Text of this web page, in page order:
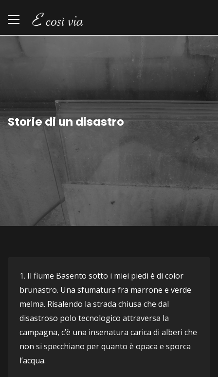
Storie di un disastro
1. Il fiume Basento sotto i miei piedi è di color
brunastro. Una sfumatura fra marrone e verde
melma. Risalendo la strada chiusa che dal
disastroso polo tecnologico attraversa la
campagna, c’è una insenatura carica di alberi che
non si specchiano per quanto è opaca e sporca
l’acqua.